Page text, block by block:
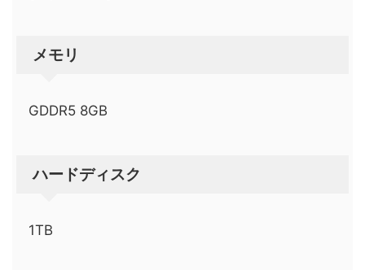
メモリ
GDDR5 8GB
ハードディスク
1TB